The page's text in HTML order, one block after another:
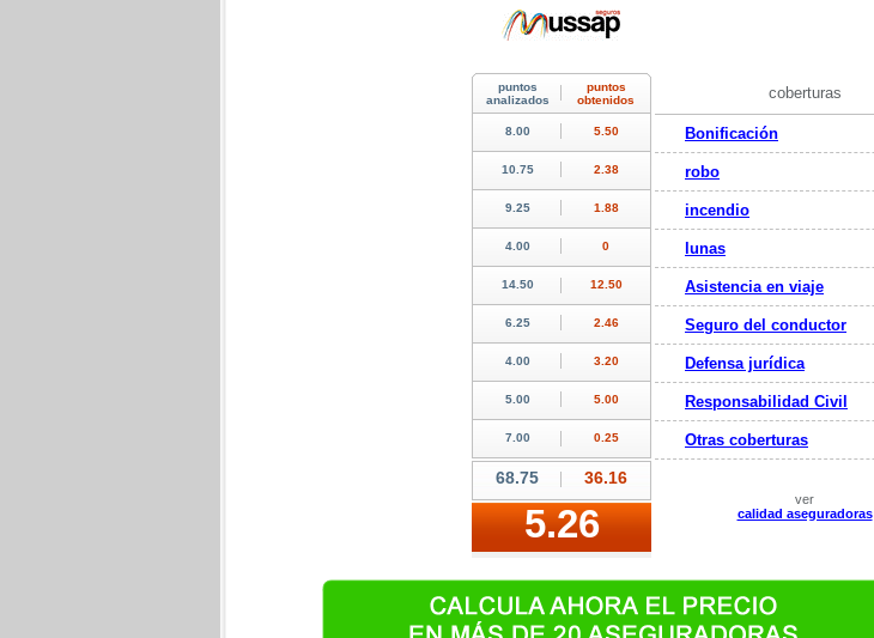
coberturas
Bonificación
robo
incendio
lunas
Asistencia en viaje
Seguro del conductor
Defensa jurídica
Responsabilidad Civil
Otras coberturas
ver
calidad aseguradoras